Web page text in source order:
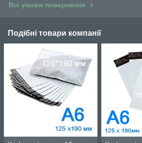
Всі умови повернення
Подібні товари компанії